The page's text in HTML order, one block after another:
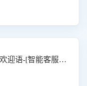
京东-卡片样式发送欢迎语-[智能客服机器人]